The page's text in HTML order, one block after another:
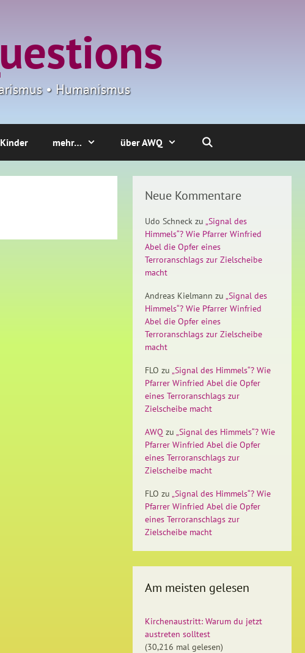
• Humanismus
mehr… über AWQ
Neue Kommentare
Udo Schneck zu „Signal des
Himmels“? Wie Pfarrer Winfried
Abel die Opfer eines
Terroranschlags zur Zielscheibe
macht
Andreas Kielmann zu „Signal des
Himmels“? Wie Pfarrer Winfried
Abel die Opfer eines
Terroranschlags zur Zielscheibe
macht
FLO zu „Signal des Himmels“? Wie
Pfarrer Winfried Abel die Opfer
eines Terroranschlags zur
Zielscheibe macht
AWQ zu „Signal des Himmels“? Wie
Pfarrer Winfried Abel die Opfer
eines Terroranschlags zur
Zielscheibe macht
FLO zu „Signal des Himmels“? Wie
Pfarrer Winfried Abel die Opfer
eines Terroranschlags zur
Zielscheibe macht
Am meisten gelesen
Kirchenaustritt: Warum du jetzt
austreten solltest
(30,216 mal gelesen)